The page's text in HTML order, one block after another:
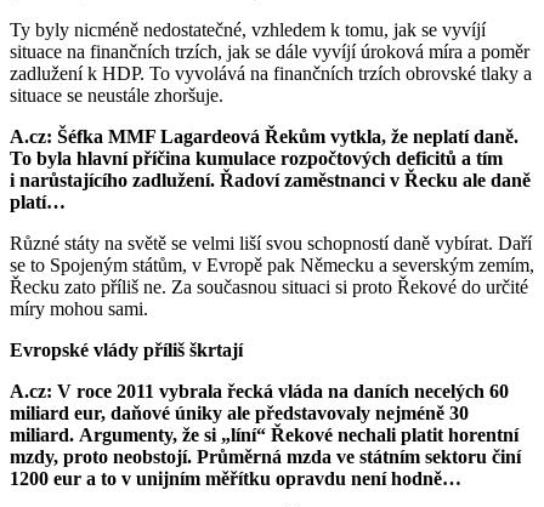
Ty byly nicméně nedostatečné, vzhledem k tomu, jak se vyvíjí
situace na finančních trzích, jak se dále vyvíjí úroková míra a poměr
zadlužení k HDP. To vyvolává na finančních trzích obrovské tlaky a
situace se neustále zhoršuje.
A.cz: Šéfka MMF Lagardeová Řekům vytkla, že neplatí daně.
To byla hlavní příčina kumulace rozpočtových deficitů a tím
i narůstajícího zadlužení. Řadoví zaměstnanci v Řecku ale daně
platí…
Různé státy na světě se velmi liší svou schopností daně vybírat. Daří
se to Spojeným státům, v Evropě pak Německu a severským zemím,
Řecku zato příliš ne. Za současnou situaci si proto Řekové do určité
míry mohou sami.
Evropské vlády příliš škrtají
A.cz: V roce 2011 vybrala řecká vláda na daních necelých 60
miliard eur, daňové úniky ale představovaly nejméně 30
miliard. Argumenty, že si „líní“ Řekové nechali platit horentní
mzdy, proto neobstojí. Průměrná mzda ve státním sektoru činí
1200 eur a to v unijním měřítku opravdu není hodně…